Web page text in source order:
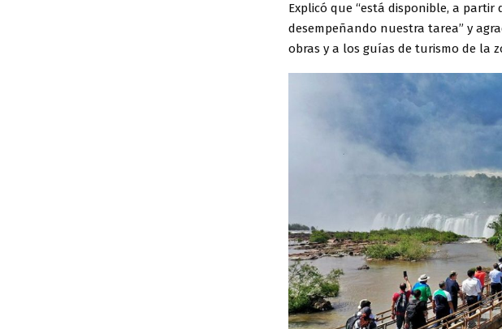
Explicó que “está disponible, a
desempeñando nuestra tarea” y
obras y a los guías de turismo de la